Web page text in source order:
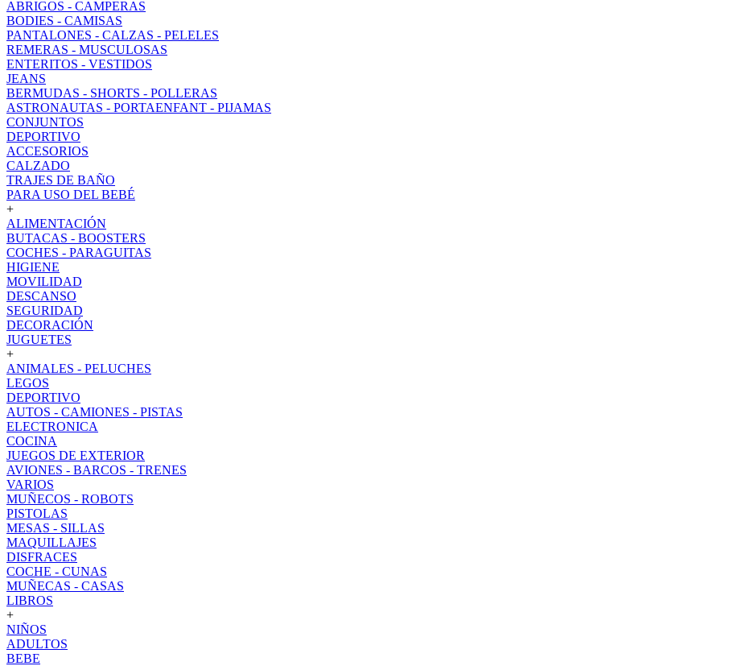
ABRIGOS - CAMPERAS
BODIES - CAMISAS
PANTALONES - CALZAS - PELELES
REMERAS - MUSCULOSAS
ENTERITOS - VESTIDOS
JEANS
BERMUDAS - SHORTS - POLLERAS
ASTRONAUTAS - PORTAENFANT - PIJAMAS
CONJUNTOS
DEPORTIVO
ACCESORIOS
CALZADO
TRAJES DE BAÑO
PARA USO DEL BEBÉ
+
ALIMENTACIÓN
BUTACAS - BOOSTERS
COCHES - PARAGUITAS
HIGIENE
MOVILIDAD
DESCANSO
SEGURIDAD
DECORACIÓN
JUGUETES
+
ANIMALES - PELUCHES
LEGOS
DEPORTIVO
AUTOS - CAMIONES - PISTAS
ELECTRONICA
COCINA
JUEGOS DE EXTERIOR
AVIONES - BARCOS - TRENES
VARIOS
MUÑECOS - ROBOTS
PISTOLAS
MESAS - SILLAS
MAQUILLAJES
DISFRACES
COCHE - CUNAS
MUÑECAS - CASAS
LIBROS
+
NIÑOS
ADULTOS
BEBE